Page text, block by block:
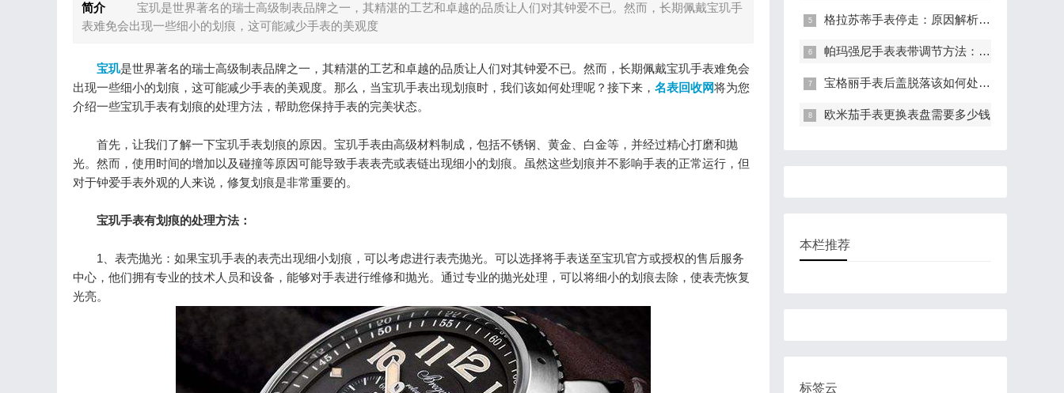
简介
宝玑是世界著名的瑞士高级制表品牌之一，其精湛的工艺和卓越的品质让人们对其钟爱不已。然而，长期佩戴宝玑手
表难免会出现一些细小的划痕，这可能减少手表的美观度
宝玑是世界著名的瑞士高级制表品牌之一，其精湛的工艺和卓越的品质让人们对其钟爱不已。然而，长期佩戴宝玑手表难免会
出现一些细小的划痕，这可能减少手表的美观度。那么，当宝玑手表出现划痕时，我们该如何处理呢？接下来， 名表回收网将为您
介绍一些宝玑手表有划痕的处理方法，帮助您保持手表的完美状态。
首先，让我们了解一下宝玑手表划痕的原因。宝玑手表由高级材料制成，包括不锈钢、黄金、白金等，并经过精心打磨和抛
光。然而，使用时间的增加以及碰撞等原因可能导致手表表壳或表链出现细小的划痕。虽然这些划痕并不影响手表的正常运行，但
对于钟爱手表外观的人来说，修复划痕是非常重要的。
宝玑手表有划痕的处理方法：
1、表壳抛光：如果宝玑手表的表壳出现细小划痕，可以考虑进行表壳抛光。可以选择将手表送至宝玑官方或授权的售后服务
中心，他们拥有专业的技术人员和设备，能够对手表进行维修和抛光。通过专业的抛光处理，可以将细小的划痕去除，使表壳恢复
光亮。
格拉苏蒂手表停走：原因解析与有效解决策略
帕玛强尼手表表带调节方法：轻松调整长度，适配手腕
宝格丽手表后盖脱落该如何处理?(表盖脱落的处理方法)
欧米茄手表更换表盘需要多少钱
本栏推荐
标签云